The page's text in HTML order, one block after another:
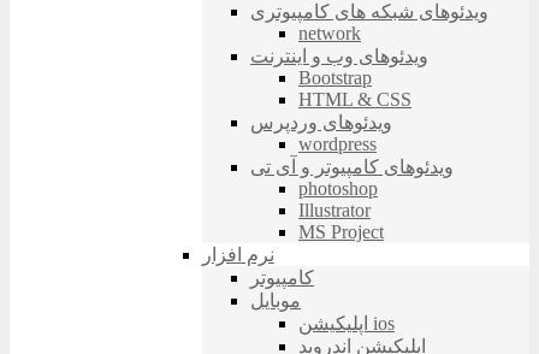
ویدئوهای شبکه های کامپیوتری
network
ویدئوهای وب و اینترنت
Bootstrap
HTML & CSS
ویدئوهای وردپرس
wordpress
ویدئوهای کامپیوتر و آی تی
photoshop
Illustrator
MS Project
نرم افزار
کامپیوتر
موبایل
اپلیکیشن ios
اپلیکیشن اندروید